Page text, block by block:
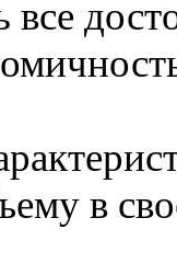
все
в